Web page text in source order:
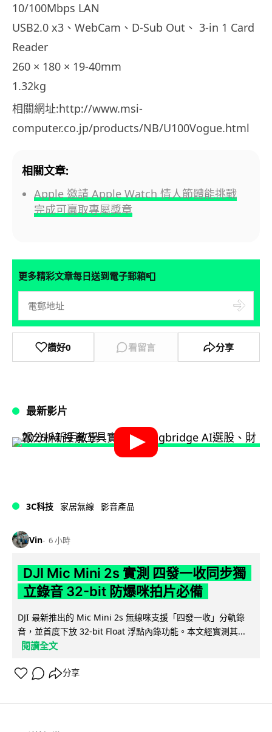
10/100Mbps LAN
USB2.0 x3、WebCam、D-Sub Out、 3-in 1 Card
Reader
260 × 180 × 19-40mm
1.32kg
相關網址:http://www.msi-
computer.co.jp/products/NB/U100Vogue.html
相關文章:
Apple 邀請 Apple Watch 情人節體能挑戰
完成可贏取專屬獎章
更多精彩文章每日送到電子郵箱📮
讚好0 看留言 分享
最新影片
3C科技 家居無線 影音產品
Vin 6 小時
DJI Mic Mini 2s 實測 四發一收同步獨
立錄音 32-bit 防爆咪拍片必備
DJI 最新推出的 Mic Mini 2s 無線咪支援「四發一收」分軌錄
音，並首度下放 32-bit Float 浮點內錄功能。本文經實測其...
閱讀全文
分享